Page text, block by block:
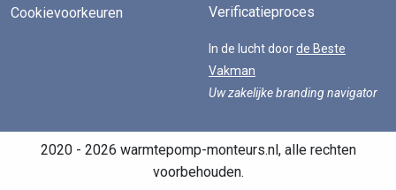
Cookievoorkeuren
Verificatieproces
In de lucht doorde Beste
Vakman
Uw zakelijke branding navigator
2020 - 2026 warmtepomp-monteurs.nl, alle rechten
voorbehouden.